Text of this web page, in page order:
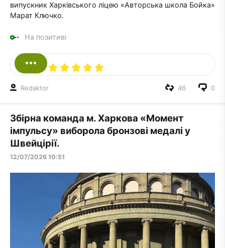
випускник Харківського ліцею «Авторська школа Бойка»
Марат Ключко.
На позитиві
Redaktor 0
46
Збірна команда м. Харкова «Момент
імпульсу» виборола бронзові медалі у
Швейцірії.
12/07/2026 10:51